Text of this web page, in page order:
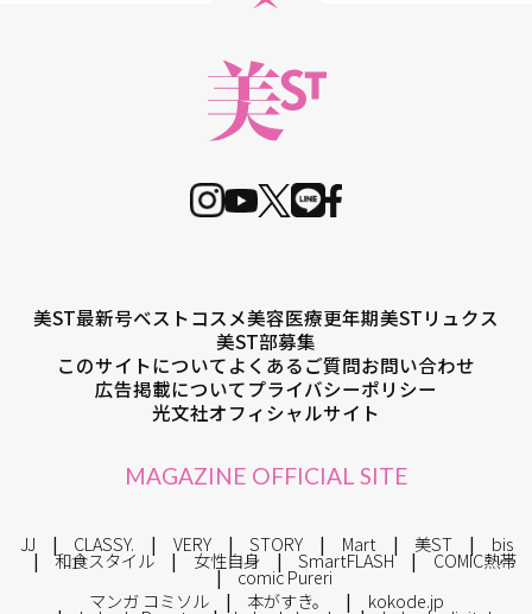
美ST最新号ベストコスメ美容医療更年期美STリュクス
美ST部募集
このサイトについてよくあるご質問お問い合わせ
広告掲載についてプライバシーポリシー
光文社オフィシャルサイト
MAGAZINE OFFICIAL SITE
JJ CLASSY. VERY STORY Mart 美ST bis
和食スタイル 女性自身 SmartFLASH COMIC熱帯
comic Pureri
マンガ コミソル
本がすき。 kokode.jp